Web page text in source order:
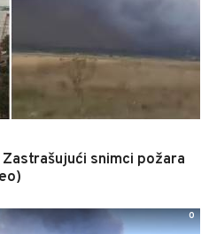
snimci požara
0